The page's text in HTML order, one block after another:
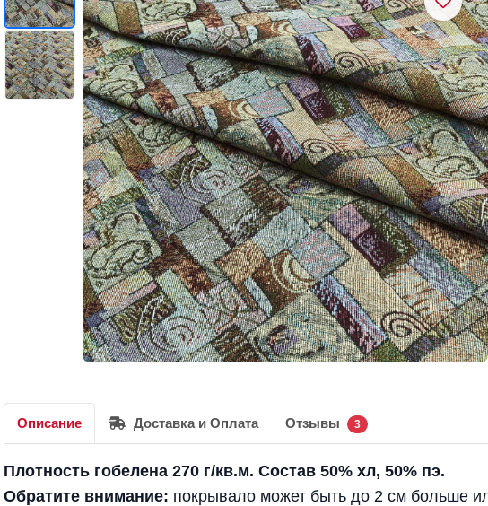
Описание Доставка и Оплата Отзывы 3
Плотность гобелена 270 г/кв.м. Состав 50% хл, 50% пэ.
Обратите внимание: покрывало может быть до 2 см больше